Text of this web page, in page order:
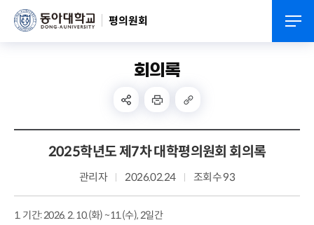
평의원회
회의록
2025학년도 제7차 대학평의원회 회의록
관리자 2026.02.24 조회수 93
1. 기간: 2026. 2. 10.(화) ~11.(수), 2일간